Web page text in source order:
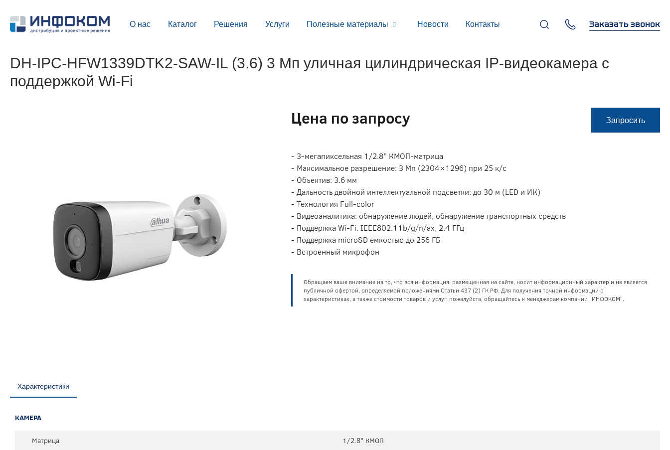
О нас Каталог Решения Услуги Полезные материалы Новости Контакты
г. Москва, 119270,
Лужнецкая наб., д. 6, стр. 1,
Заказать звонок
DH-IPC-HFW1339DTK2-SAW-IL (3.6) 3 Мп уличная цилиндрическая IP-видеокамера с
поддержкой Wi-Fi
Цена по запросу Запросить
- 3-мегапиксельная 1/2.8” КМОП-матрица
- Максимальное разрешение: 3 Мп (2304×1296) при 25 к/с
- Объектив: 3.6 мм
- Дальность двойной интеллектуальной подсветки: до 30 м (LED и ИК)
- Технология Full-color
- Видеоаналитика: обнаружение людей, обнаружение транспортных средств
- Поддержка Wi-Fi. IEEE802.11b/g/n/ax, 2.4 ГГц
- Поддержка microSD емкостью до 256 ГБ
- Встроенный микрофон
Обращаем ваше внимание на то, что вся информация, размещенная на сайте, носит информационный характер и не является
публичной офертой, определяемой положениями Статьи 437 (2) ГК РФ. Для получения точной информации о
характеристиках, а также стоимости товаров и услуг, пожалуйста, обращайтесь к менеджерам компании "ИНФОКОМ".
Характеристики
КАМЕРА
Матрица
1/2.8" КМОП